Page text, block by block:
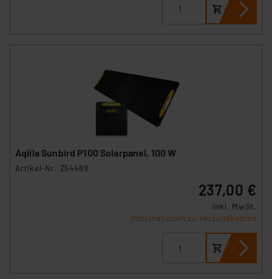
Link „Cookie Einstellungen“ anpassen oder widerrufen.
Die Rechtmäßigkeit der Speicherung, Abrufung und
unberührt. Ihre Browser-Einstellungen können dazu
führen, dass die Einstellungen nicht längerfristig
gespeichert werden und dieses Banner erneut
Daten in den USA. Ihre Einwilligung zur Einbindung von
Cookies dieser Drittanbieter umfasst daher ggf. auch
die Verarbeitung Ihrer Daten in den USA gemäß Art. 49
(1) lit. a DSGVO. Nähere Infos zu diesen Drittanbietern
und zu der jeweiligen Datenübermittlung erhalten Sie in
der Datenschutzerklärung. Für die USA besteht kein
Angemessenheitsbeschluss der EU. Dies bedeutet,
Aqiila Sunbird P100 Solarpanel, 100 W
Artikel-Nr. 254489
237,00 €
inkl. MwSt.
Informationen zu Versandkosten